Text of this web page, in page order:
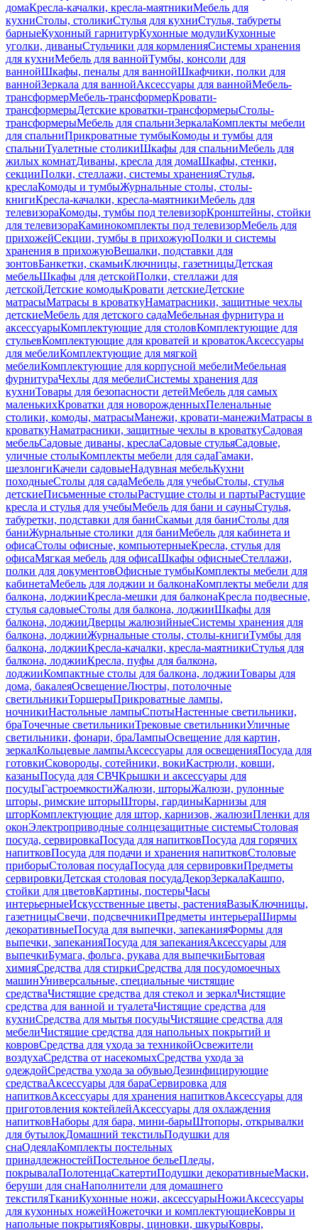
домаКресла-качалки, кресла-маятникиМебель для
кухниСтолы, столикиСтулья для кухниСтулья, табуреты
барныеКухонный гарнитурКухонные модулиКухонные
уголки, диваныСтульчики для кормленияСистемы хранения
для кухниМебель для ваннойТумбы, консоли для
ваннойШкафы, пеналы для ваннойШкафчики, полки для
ваннойЗеркала для ваннойАксессуары для ваннойМебель-
трансформерМебель-трансформерКровати-
трансформерыДетские кроватки-трансформерыСтолы-
трансформерыМебель для спальниЗеркалаКомплекты мебели
для спальниПрикроватные тумбыКомоды и тумбы для
спальниТуалетные столикиШкафы для спальниМебель для
жилых комнатДиваны, кресла для домаШкафы, стенки,
секцииПолки, стеллажи, системы храненияСтулья,
креслаКомоды и тумбыЖурнальные столы, столы-
книгиКресла-качалки, кресла-маятникиМебель для
телевизораКомоды, тумбы под телевизорКронштейны, стойки
для телевизораКаминокомплекты под телевизорМебель для
прихожейСекции, тумбы в прихожуюПолки и системы
хранения в прихожуюВешалки, подставки для
зонтовБанкетки, скамьиКлючницы, газетницыДетская
мебельШкафы для детскойПолки, стеллажи для
детскойДетские комодыКровати детскиеДетские
матрасыМатрасы в кроваткуНаматрасники, защитные чехлы
детскиеМебель для детского садаМебельная фурнитура и
аксессуарыКомплектующие для столовКомплектующие для
стульевКомплектующие для кроватей и кроватокАксессуары
для мебелиКомплектующие для мягкой
мебелиКомплектующие для корпусной мебелиМебельная
фурнитураЧехлы для мебелиСистемы хранения для
кухниТовары для безопасности детейМебель для самых
маленькихКроватки для новорожденныхПеленальные
столики, комоды, матрасыМанежи, кровати-манежиМатрасы в
кроваткуНаматрасники, защитные чехлы в кроваткуСадовая
мебельСадовые диваны, креслаСадовые стульяСадовые,
уличные столыКомплекты мебели для садаГамаки,
шезлонгиКачели садовыеНадувная мебельКухни
походныеСтолы для садаМебель для учебыСтолы, стулья
детскиеПисьменные столыРастущие столы и партыРастущие
кресла и стулья для учебыМебель для бани и сауныСтулья,
табуретки, подставки для баниСкамьи для баниСтолы для
баниЖурнальные столики для баниМебель для кабинета и
офисаСтолы офисные, компьютерныеКресла, стулья для
офисаМягкая мебель для офисаШкафы офисныеСтеллажи,
полки для документовОфисные тумбыКомплекты мебели для
кабинетаМебель для лоджии и балконаКомплекты мебели для
балкона, лоджииКресла-мешки для балконаКресла подвесные,
стулья садовыеСтолы для балкона, лоджииШкафы для
балкона, лоджииДверцы жалюзийныеСистемы хранения для
балкона, лоджииЖурнальные столы, столы-книгиТумбы для
балкона, лоджииКресла-качалки, кресла-маятникиСтулья для
балкона, лоджииКресла, пуфы для балкона,
лоджииКомпактные столы для балкона, лоджииТовары для
дома, бакалеяОсвещениеЛюстры, потолочные
светильникиТоршерыПрикроватные лампы,
ночникиНастольные лампыСпотыНастенные светильники,
браТочечные светильникиТрековые светильникиУличные
светильники, фонари, браЛампыОсвещение для картин,
зеркалКольцевые лампыАксессуары для освещенияПосуда для
готовкиСковороды, сотейники, вокиКастрюли, ковши,
казаныПосуда для СВЧКрышки и аксессуары для
посудыГастроемкостиЖалюзи, шторыЖалюзи, рулонные
шторы, римские шторыШторы, гардиныКарнизы для
шторКомплектующие для штор, карнизов, жалюзиПленки для
оконЭлектроприводные солнцезащитные системыСтоловая
посуда, сервировкаПосуда для напитковПосуда для горячих
напитковПосуда для подачи и хранения напитковСтоловые
приборыСтоловая посудаПосуда для сервировкиПредметы
сервировкиДетская столовая посудаДекорЗеркалаКашпо,
стойки для цветовКартины, постерыЧасы
интерьерныеИскусственные цветы, растенияВазыКлючницы,
газетницыСвечи, подсвечникиПредметы интерьераШирмы
декоративныеПосуда для выпечки, запеканияФормы для
выпечки, запеканияПосуда для запеканияАксессуары для
выпечкиБумага, фольга, рукава для выпечкиБытовая
химияСредства для стиркиСредства для посудомоечных
машинУниверсальные, специальные чистящие
средстваЧистящие средства для стекол и зеркалЧистящие
средства для ванной и туалетаЧистящие средства для
кухниСредства для мытья посудыЧистящие средства для
мебелиЧистящие средства для напольных покрытий и
ковровСредства для ухода за техникойОсвежители
воздухаСредства от насекомыхСредства ухода за
одеждойСредства ухода за обувьюДезинфицирующие
средстваАксессуары для бараСервировка для
напитковАксессуары для хранения напитковАксессуары для
приготовления коктейлейАксессуары для охлаждения
напитковНаборы для бара, мини-барыШтопоры, открывалки
для бутылокДомашний текстильПодушки для
снаОдеялаКомплекты постельных
принадлежностейПостельное бельеПледы,
покрывалаПолотенцаСкатертиПодушки декоративныеМаски,
беруши для снаНаполнители для домашнего
текстиляТканиКухонные ножи, аксессуарыНожиАксессуары
для кухонных ножейНожеточки и комплектующиеКовры и
напольные покрытияКовры, циновки, шкурыКовры,